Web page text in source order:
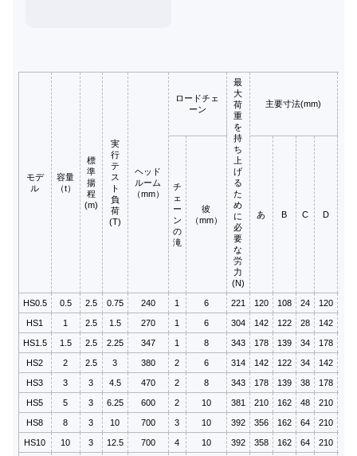
モデ
ル
容量
（t）
標
準
揚
程
(m)
実
行
テ
ス
ト
負
荷
(T)
ヘッド
ルーム
（mm）
ロードチェ
ーン
最
大
荷
重
を
持
ち
上
げ
る
た
め
に
必
要
な
労
力
(N)
主要寸法(mm)
チ
ェ
ー
ン
の
滝
彼
（mm）
あ B C D
HS0.5 0.5 2.5 0.75 240 1 6 221 120 108 24 120
HS1 1 2.5 1.5 270 1 6 304 142 122 28 142
HS1.5 1.5 2.5 2.25 347 1 8 343 178 139 34 178
HS2 2 2.5 3 380 2 6 314 142 122 34 142
HS3 3 3 4.5 470 2 8 343 178 139 38 178
HS5 5 3 6.25 600 2 10 381 210 162 48 210
HS8 8 3 10 700 3 10 392 356 162 64 210
HS10 10 3 12.5 700 4 10 392 358 162 64 210